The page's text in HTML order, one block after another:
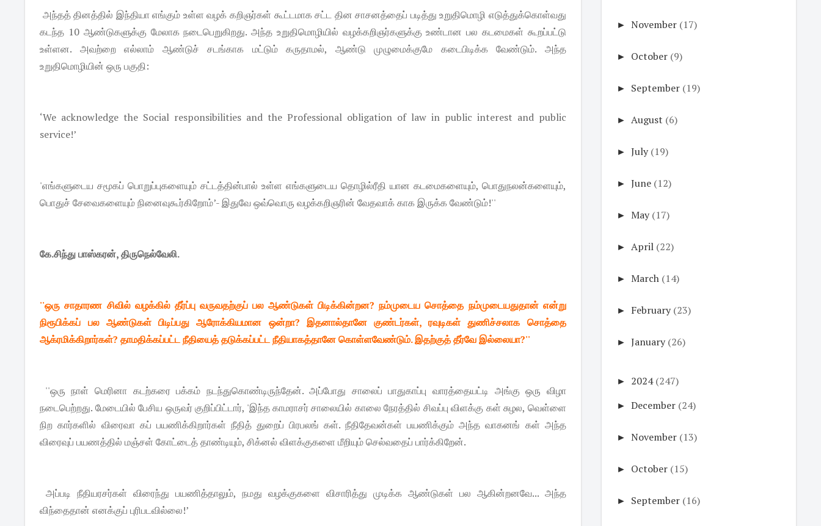
அந்தத் தினத்தில் இந்தியா எங்கும் உள்ள வழக் கறிஞர்கள் கூட்டமாக சட்ட தின சாசனத்தைப் படித்து உறுதிமொழி எடுத்துக்கொள்வது
கடந்த 10 ஆண்டுகளுக்கு மேலாக நடைபெறுகிறது. அந்த உறுதிமொழியில் வழக்கறிஞர்களுக்கு உண்டான பல கடமைகள் கூறப்பட்டு
உள்ளன. அவற்றை எல்லாம் ஆண்டுச் சடங்காக மட்டும் கருதாமல், ஆண்டு முழுமைக்குமே கடைபிடிக்க வேண்டும். அந்த
உறுதிமொழியின் ஒரு பகுதி:
‘We acknowledge the Social responsibilities and the Professional obligation of law in public interest and public
service!’
'எங்களுடைய சமூகப் பொறுப்புகளையும் சட்டத்தின்பால் உள்ள எங்களுடைய தொழில்ரீதி யான கடமைகளையும், பொதுநலன்களையும்,
பொதுச் சேவைகளையும் நினைவுகூர்கிறோம்’- இதுவே ஒவ்வொரு வழக்கறிஞரின் வேதவாக் காக இருக்க வேண்டும்!''
கே.சிந்து பாஸ்கரன், திருநெல்வேலி.
''ஒரு சாதாரண சிவில் வழக்கில் தீர்ப்பு வருவதற்குப் பல ஆண்டுகள் பிடிக்கின்றன? நம்முடைய சொத்தை நம்முடையதுதான் என்று
நிரூபிக்கப் பல ஆண்டுகள் பிடிப்பது ஆரோக்கியமான ஒன்றா? இதனால்தானே குண்டர்கள், ரவுடிகள் துணிச்சலாக சொத்தை
ஆக்ரமிக்கிறார்கள்? தாமதிக்கப்பட்ட நீதியைத் தடுக்கப்பட்ட நீதியாகத்தானே கொள்ளவேண்டும். இதற்குத் தீர்வே இல்லையா?''
''ஒரு நாள் மெரினா கடற்கரை பக்கம் நடந்துகொண்டிருந்தேன். அப்போது சாலைப் பாதுகாப்பு வாரத்தையட்டி அங்கு ஒரு விழா
நடைபெற்றது. மேடையில் பேசிய ஒருவர் குறிப்பிட்டார், 'இந்த காமராசர் சாலையில் காலை நேரத்தில் சிவப்பு விளக்கு கள் சுழல, வெள்ளை
நிற கார்களில் விரைவா கப் பயணிக்கிறார்கள் நீதித் துறைப் பிரபலங் கள். நீதிதேவன்கள் பயணிக்கும் அந்த வாகனங் கள் அந்த
விரைவுப் பயணத்தில் மஞ்சள் கோட்டைத் தாண்டியும், சிக்னல் விளக்குகளை மீறியும் செல்வதைப் பார்க்கிறேன்.
அப்படி நீதியரசர்கள் விரைந்து பயணித்தாலும், நமது வழக்குகளை விசாரித்து முடிக்க ஆண்டுகள் பல ஆகின்றனவே... அந்த
விந்தைதான் எனக்குப் புரிபடவில்லை!’
► November (17)
► October (9)
► September (19)
► August (6)
► July (19)
► June (12)
► May (17)
► April (22)
► March (14)
► February (23)
► January (26)
► 2024 (247)
► December (24)
► November (13)
► October (15)
► September (16)